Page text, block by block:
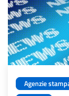
Agenzie